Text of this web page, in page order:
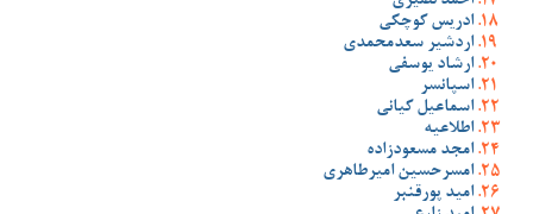
ادریس کوچکی
اردشیر سعدمحمدی
ارشاد یوسفی
اسپانسر
اسماعیل کیانی
اطلاعیه
امجد مسعودزاده
امسرحسین امیرطاهری
امید پورقنبر